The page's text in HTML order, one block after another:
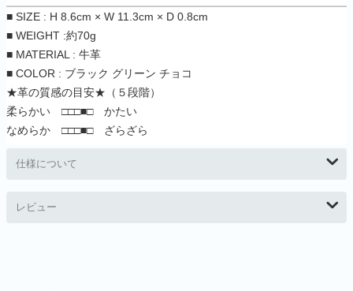
■ SIZE : H 8.6cm × W 11.3cm × D 0.8cm
■ WEIGHT :約70g
■ MATERIAL : 牛革
■ COLOR : ブラック グリーン チョコ
★革の質感の目安★（５段階）
柔らかい □□□■□ かたい
なめらか □□□■□ ざらざら
仕様について
レビュー